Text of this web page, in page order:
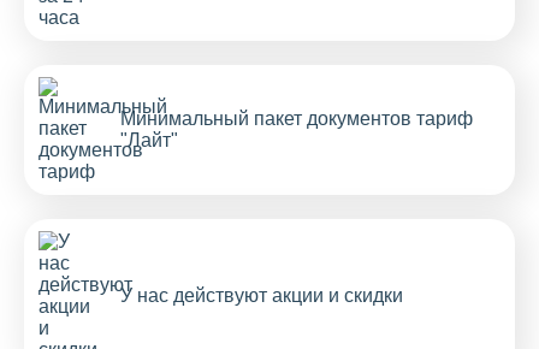
Минимальный пакет документов тариф
"Лайт"
У нас действуют акции и скидки